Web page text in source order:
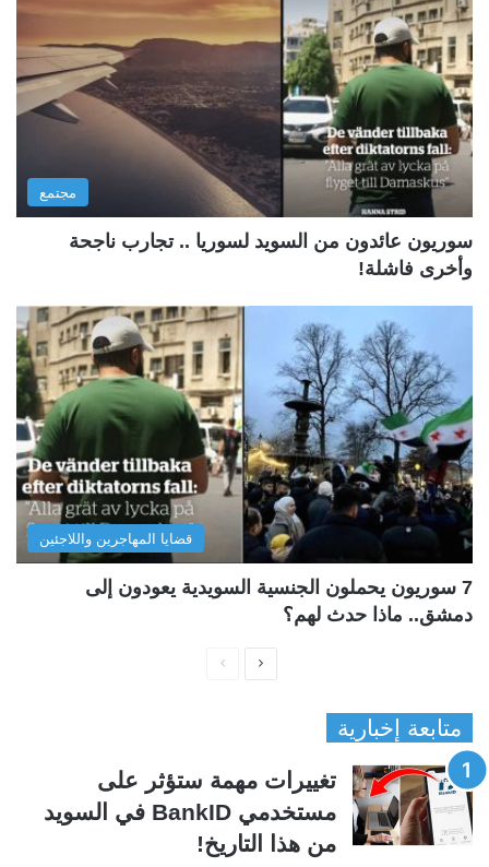
مجتمع
سوريون عائدون من السويد لسوريا .. تجارب ناجحة
وأخرى فاشلة!
قضايا المهاجرين واللاجئين
7 سوريون يحملون الجنسية السويدية يعودون إلى
دمشق.. ماذا حدث لهم؟
ح
ة
ا
ح
ة
ا
متابعة إخبارية
تغييرات مهمة ستؤثر على
مستخدمي BankID في السويد
من هذا التاريخ!